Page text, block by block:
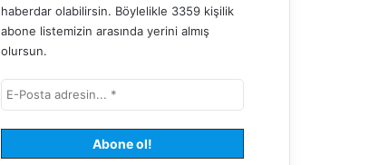
haberdar olabilirsin. Böylelikle 3359 kişilik
abone listemizin arasında yerini almış
olursun.